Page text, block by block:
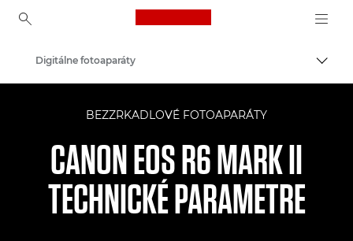
Canon Logo, back to
Digitálne fotoaparáty
BEZZRKADLOVÉ FOTOAPARÁTY
CANON EOS R6 MARK II
TECHNICKÉ PARAMETRE